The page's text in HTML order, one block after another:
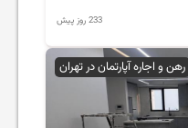
233 روز پیش
رهن و اجاره آپارتمان در تهران